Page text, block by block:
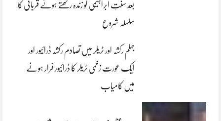
بعد سنتِ ابراہیمی کو زندہ رکھتے ہوئے قربانی کا
سلسلہ شروع
جہلم رکشہ اور ٹریلر میں تصادم رکشہ ڈرائیور اور
ایک عورت زخمی ٹریلر کا ڈرائیور فرار ہونے
میں کامیاب